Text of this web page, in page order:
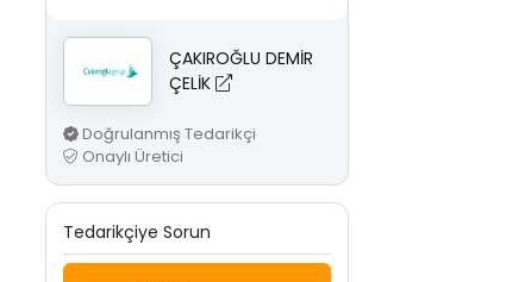
ÇAKIROĞLU DEMİR
ÇELİK
Doğrulanmış Tedarikçi
Onaylı Üretici
Tedarikçiye Sorun